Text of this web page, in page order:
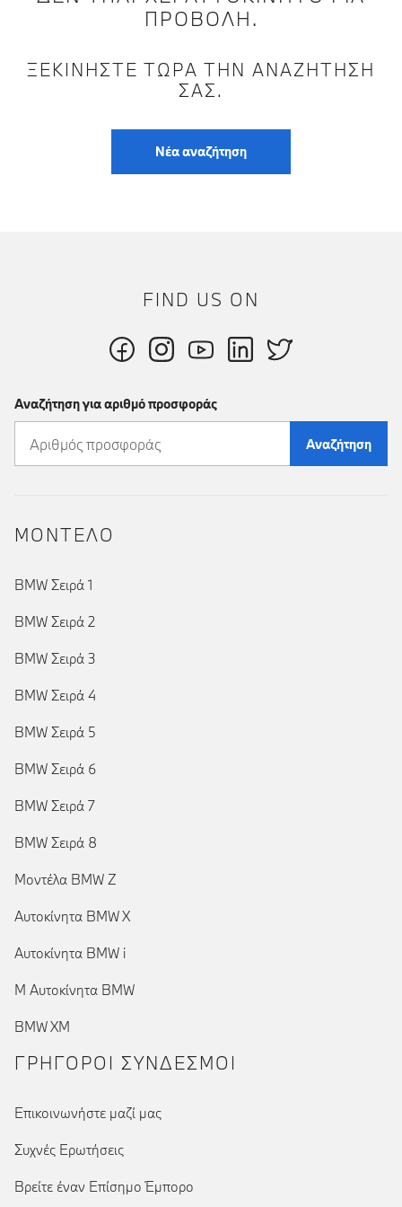
ΠΡΟΒΟΛΉ.
ΞΕΚΙΝΉΣΤΕ ΤΏΡΑ ΤΗΝ ΑΝΑΖΉΤΗΣΉ
ΣΑΣ.
Νέα αναζήτηση
FIND US ON
Αναζήτηση για αριθμό προσφοράς
Αναζήτηση
ΜΟΝΤΕΛΟ
BMW Σειρά 1
BMW Σειρά 2
BMW Σειρά 3
BMW Σειρά 4
BMW Σειρά 5
BMW Σειρά 6
BMW Σειρά 7
BMW Σειρά 8
Μοντέλα BMW Z
Αυτοκίνητα BMW X
Αυτοκίνητα BMW i
Μ Αυτοκίνητα BMW
BMW XM
ΓΡΉΓΟΡΟΙ ΣΎΝΔΕΣΜΟΙ
Επικοινωνήστε μαζί μας
Συχνές Ερωτήσεις
Βρείτε έναν Επίσημο Έμπορο